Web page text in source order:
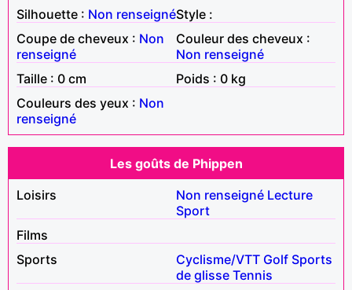
Silhouette : Non renseignéStyle :
Coupe de cheveux : Non
renseigné
Couleur des cheveux :
Non renseigné
Taille : 0 cm
Poids : 0 kg
Couleurs des yeux : Non
renseigné
Les goûts de Phippen
Loisirs
Non renseigné Lecture
Sport
Films
Sports
Cyclisme/VTT Golf Sports
de glisse Tennis